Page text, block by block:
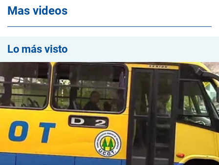
Mas videos
Lo más visto